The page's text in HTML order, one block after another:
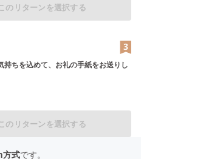
のリターンを選択する
持ちを込めて、お礼の手紙をお送りし
のリターンを選択する
式です。